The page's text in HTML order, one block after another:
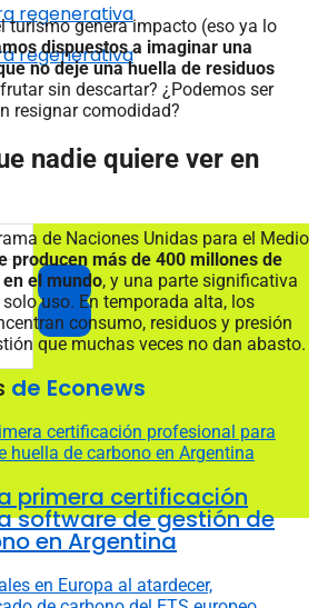
regenerativa
regenerativa
turismo genera impacto (eso ya lo
dispuestos a imaginar una
no deje una huella de residuos
sin descartar? ¿Podemos ser
resignar comodidad?
nadie quiere ver en
de Naciones Unidas para el Medio
producen más de 400 millones de
el mundo, y una parte significativa
uso. En temporada alta, los
consumo, residuos y presión
que muchas veces no dan abasto.
de Econews
primera certificación
software de gestión de
en Argentina